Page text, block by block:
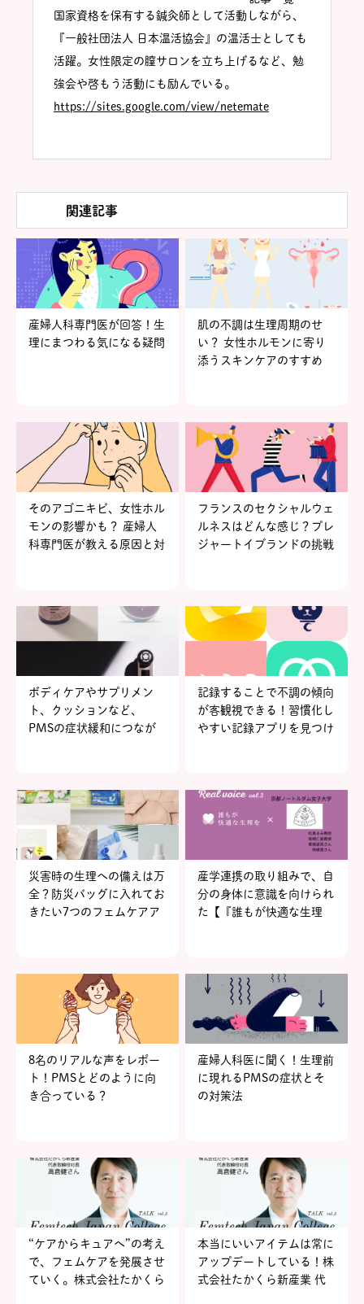
国家資格を保有する鍼灸師として活動しながら、
『一般社団法人 日本温活協会』の温活士としても
活躍。女性限定の膣サロンを立ち上げるなど、勉
強会や啓もう活動にも励んでいる。
https://sites.google.com/view/netemate
関連記事
産婦人科専門医が回答！生
理にまつわる気になる疑問
肌の不調は生理周期のせ
い？ 女性ホルモンに寄り
添うスキンケアのすすめ
そのアゴニキビ、女性ホル
モンの影響かも？ 産婦人
科専門医が教える原因と対
フランスのセクシャルウェ
ルネスはどんな感じ？プレ
ジャートイブランドの挑戦
ボディケアやサプリメン
ト、クッションなど、
PMSの症状緩和につなが
記録することで不調の傾向
が客観視できる！習慣化し
やすい記録アプリを見つけ
災害時の生理への備えは万
全？防災バッグに入れてお
きたい7つのフェムケアア
産学連携の取り組みで、自
分の身体に意識を向けられ
た【『誰もが快適な生理
8名のリアルな声をレポー
ト！PMSとどのように向
き合っている？
産婦人科医に聞く！生理前
に現れるPMSの症状とそ
の対策法
“ケアからキュアへ”の考え
で、フェムケアを発展させ
ていく。株式会社たかくら
本当にいいアイテムは常に
アップデートしている！株
式会社たかくら新産業 代